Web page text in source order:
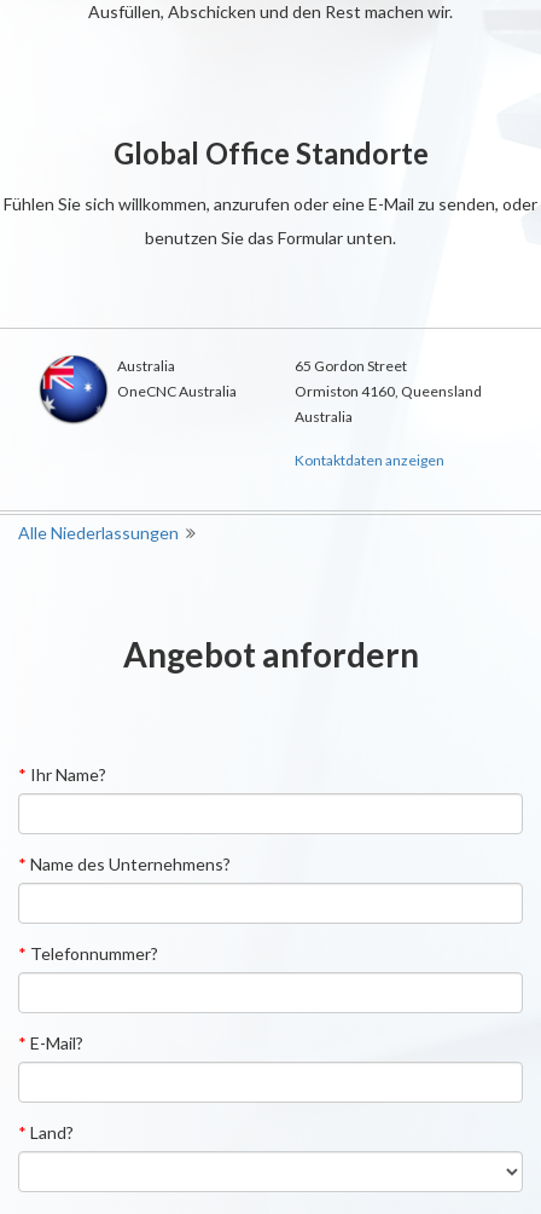
Ausfüllen, Abschicken und den Rest machen wir.
Global Office Standorte
Fühlen Sie sich willkommen, anzurufen oder eine E-Mail zu senden, oder
benutzen Sie das Formular unten.
Australia
OneCNC Australia
65 Gordon Street
Ormiston 4160, Queensland
Australia
Kontaktdaten anzeigen
Alle Niederlassungen
Angebot anfordern
* Ihr Name?
* Name des Unternehmens?
* Telefonnummer?
* E-Mail?
* Land?